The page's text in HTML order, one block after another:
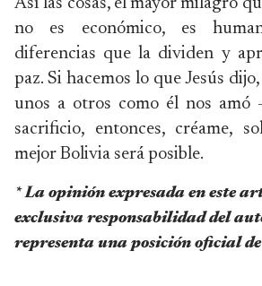
Así las cosas, el mayor milagro
no es económico, es
diferencias que la dividen y
paz. Si hacemos lo que Jesús
unos a otros como él nos amó
sacrificio, entonces, créame,
mejor Bolivia será posible.
* La opinión expresada en este
exclusiva responsabilidad del
representa una posición oficial